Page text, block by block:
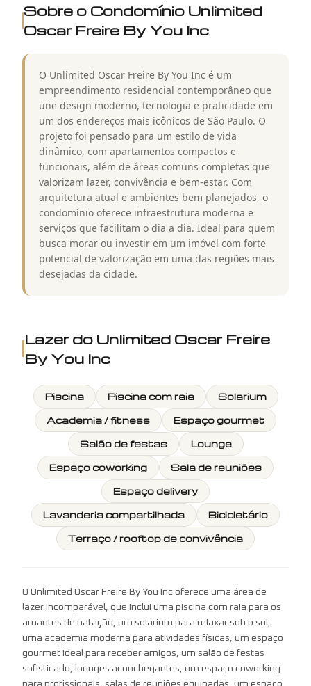
Sobre o Condomínio Unlimited
Oscar Freire By You Inc
O Unlimited Oscar Freire By You Inc é um
empreendimento residencial contemporâneo que
une design moderno, tecnologia e praticidade em
um dos endereços mais icônicos de São Paulo. O
projeto foi pensado para um estilo de vida
dinâmico, com apartamentos compactos e
funcionais, além de áreas comuns completas que
valorizam lazer, convivência e bem-estar. Com
arquitetura atual e ambientes bem planejados, o
condomínio oferece infraestrutura moderna e
serviços que facilitam o dia a dia. Ideal para quem
busca morar ou investir em um imóvel com forte
potencial de valorização em uma das regiões mais
desejadas da cidade.
Lazer do Unlimited Oscar Freire
By You Inc
Piscina Piscina com raia
Solarium
Academia / fitness
Espaço gourmet
Salão de festas
Lounge
Espaço coworking
Sala de reuniões
Espaço delivery
Lavanderia compartilhada
Bicicletário
Terraço / rooftop de convivência
O Unlimited Oscar Freire By You Inc oferece uma área de
lazer incomparável, que inclui uma piscina com raia para os
amantes de natação, um solarium para relaxar sob o sol,
uma academia moderna para atividades físicas, um espaço
gourmet ideal para receber amigos, um salão de festas
sofisticado, lounges aconchegantes, um espaço coworking
para profissionais, salas de reuniões equipadas, um espaço